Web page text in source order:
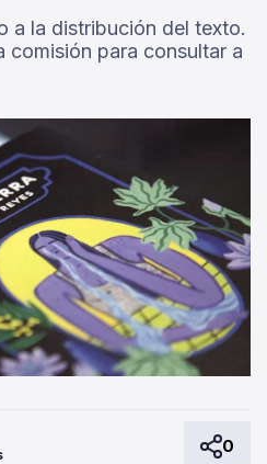
a la distribución del texto.
comisión para consultar a
0